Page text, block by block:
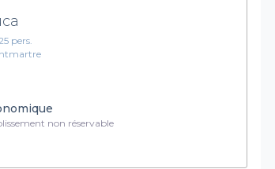
pers.
non réservable